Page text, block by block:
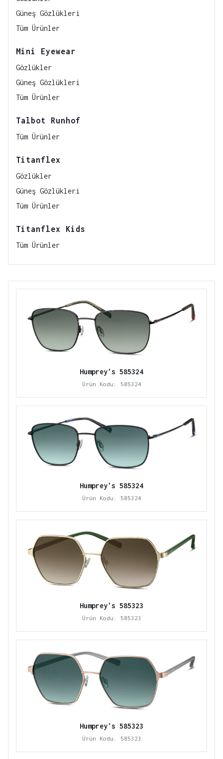
Güneş Gözlükleri
Tüm Ürünler
Mini Eyewear
Gözlükler
Güneş Gözlükleri
Tüm Ürünler
Talbot Runhof
Tüm Ürünler
Titanflex
Gözlükler
Güneş Gözlükleri
Tüm Ürünler
Titanflex Kids
Tüm Ürünler
Humprey's 585324
Ürün Kodu: 585324
Humprey's 585324
Ürün Kodu: 585324
Humprey's 585323
Ürün Kodu: 585323
Humprey's 585323
Ürün Kodu: 585323